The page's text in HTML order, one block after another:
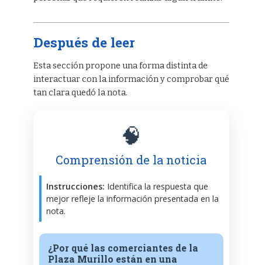
Después de leer
Esta sección propone una forma distinta de
interactuar con la información y comprobar qué
tan clara quedó la nota.
🧠
Comprensión de la noticia
Instrucciones: Identifica la respuesta que
mejor refleje la información presentada en la
nota.
¿Por qué las comerciantes de la
Plaza Murillo están en una